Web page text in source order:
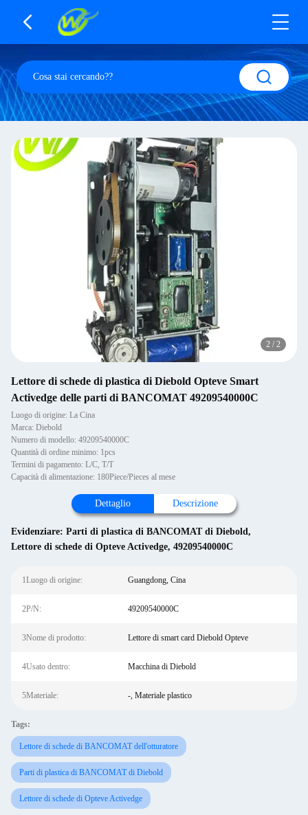
2 / 2
Lettore di schede di plastica di Diebold Opteve Smart
Activedge delle parti di BANCOMAT 49209540000C
Luogo di origine: La Cina
Marca: Diebold
Numero di modello: 49209540000C
Quantità di ordine minimo: 1pcs
Termini di pagamento: L/C, T/T
Capacità di alimentazione: 180Piece/Pieces al mese
Dettaglio Descrizione
Evidenziare: Parti di plastica di BANCOMAT di Diebold,
Lettore di schede di Opteve Activedge, 49209540000C
1Luogo di origine: Guangdong, Cina
2P/N: 49209540000C
3Nome di prodotto: Lettore di smart card Diebold Opteve
4Usato dentro: Macchina di Diebold
5Materiale: -, Materiale plastico
Tags:
Lettore di schede di BANCOMAT dell'otturatore
Parti di plastica di BANCOMAT di Diebold
Lettore di schede di Opteve Activedge